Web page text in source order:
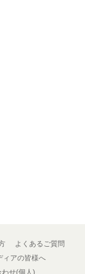
よくあるご質問
ィアの皆様へ